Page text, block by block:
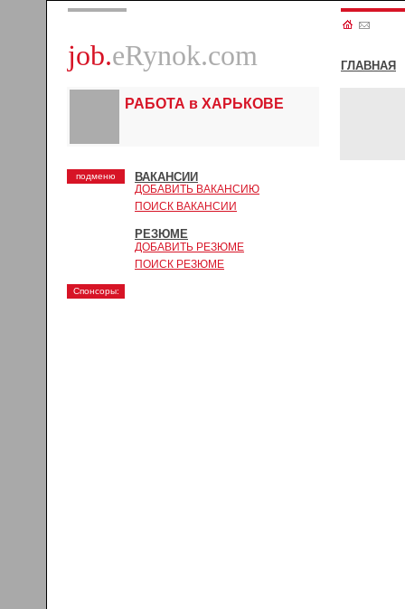
job.eRynok.com ГЛАВНАЯ
РАБОТА в ХАРЬКОВЕ
подменю ВАКАНСИИ
ДОБАВИТЬ ВАКАНСИЮ
ПОИСК ВАКАНСИИ
РЕЗЮМЕ
ДОБАВИТЬ РЕЗЮМЕ
ПОИСК РЕЗЮМЕ
Спонсоры: